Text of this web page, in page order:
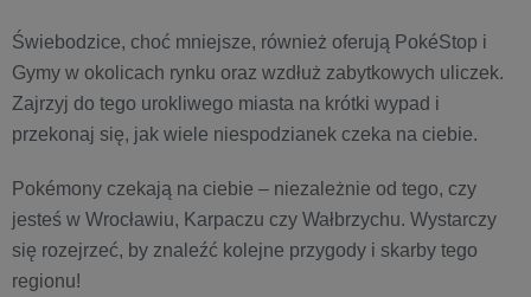
Świebodzice, choć mniejsze, również oferują PokéStop i
Gymy w okolicach rynku oraz wzdłuż zabytkowych uliczek.
Zajrzyj do tego urokliwego miasta na krótki wypad i
przekonaj się, jak wiele niespodzianek czeka na ciebie.
Pokémony czekają na ciebie – niezależnie od tego, czy
jesteś w Wrocławiu, Karpaczu czy Wałbrzychu. Wystarczy
się rozejrzeć, by znaleźć kolejne przygody i skarby tego
regionu!